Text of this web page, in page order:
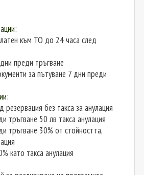
към ТО до 24 часа след
преди тръгване
за пътуване 7 дни преди
резервация без такса за анулация
тръгване 50 лв такса анулация
тръгване 30% от стойността,
като такса анулация